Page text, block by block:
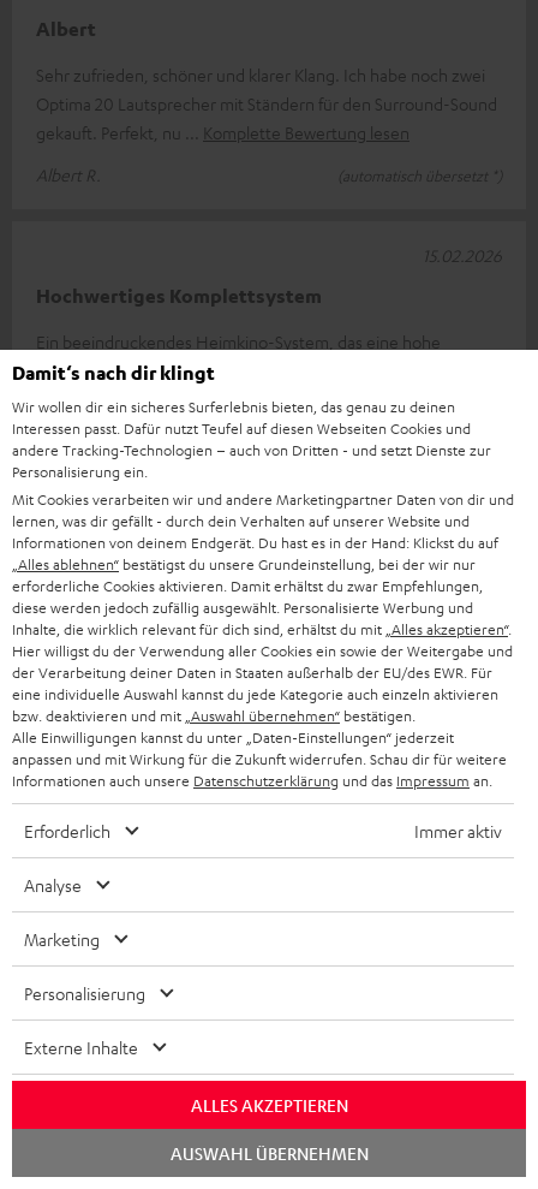
Albert
Sehr zufrieden, schöner und klarer Klang. Ich habe noch zwei
Optima 20 Lautsprecher mit Ständern für den Surround-Sound
gekauft. Perfekt, nu
Komplette Bewertung lesen
Albert R.
(automatisch übersetzt *)
Hochwertiges Komplettsystem
Ein beeindruckendes Heimkino-System, das eine hohe
Klangqualität bietet. Der Raumklang ist bei jeder Lautstärke
gegeben. Dank der sehr profe
Komplette Bewertung lesen
Heinz H.
15.02.2026
Klang in der Hütte
Die Ultima 40 Surround mit dem Denon Verstärker X3800H
hält was sie verspricht, ausgewogener Klang, eine
Bereicherung für die Ohren. Sehr em
Komplette Bewertung lesen
Stephan B.
16.01.2026
Perfekter Raumklang
man den Klang dieser Anlage am besten beschreiben. Für mich
war es wichtig, dass
Komplette Bewertung lesen
Ingo B.
Soundanlage
01.01.2026
Damit‘s nach dir klingt
Wir wollen dir ein sicheres Surferlebnis bieten, das genau zu deinen
Interessen passt. Dafür nutzt Teufel auf diesen Webseiten Cookies und
andere Tracking-Technologien – auch von Dritten - und setzt Dienste zur
Personalisierung ein.
Mit Cookies verarbeiten wir und andere Marketingpartner Daten von dir und
lernen, was dir gefällt - durch dein Verhalten auf unserer Website und
Informationen von deinem Endgerät. Du hast es in der Hand: Klickst du auf
„Alles ablehnen“ bestätigst du unsere Grundeinstellung, bei der wir nur
erforderliche Cookies aktivieren. Damit erhältst du zwar Empfehlungen,
diese werden jedoch zufällig ausgewählt. Personalisierte Werbung und
Inhalte, die wirklich relevant für dich sind, erhältst du mit „Alles akzeptieren“.
Hier willigst du der Verwendung aller Cookies ein sowie der Weitergabe und
der Verarbeitung deiner Daten in Staaten außerhalb der EU/des EWR. Für
eine individuelle Auswahl kannst du jede Kategorie auch einzeln aktivieren
bzw. deaktivieren und mit „Auswahl übernehmen“ bestätigen.
Alle Einwilligungen kannst du unter „Daten-Einstellungen“ jederzeit
anpassen und mit Wirkung für die Zukunft widerrufen. Schau dir für weitere
Informationen auch unsere Datenschutzerklärung und das Impressum an.
Erforderlich Immer aktiv
Analyse
Marketing
Personalisierung
Externe Inhalte
ALLES AKZEPTIEREN
AUSWAHL ÜBERNEHMEN